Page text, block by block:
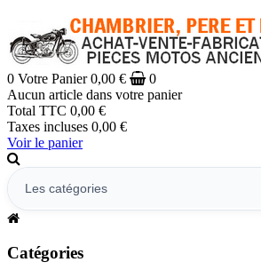
0 Votre Panier 0,00 €
0
Aucun article dans votre panier
Total TTC 0,00 €
Taxes incluses 0,00 €
Voir le panier
Catégories